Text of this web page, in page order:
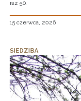
raz 50.
15 czerwca, 2026
SIEDZIBA